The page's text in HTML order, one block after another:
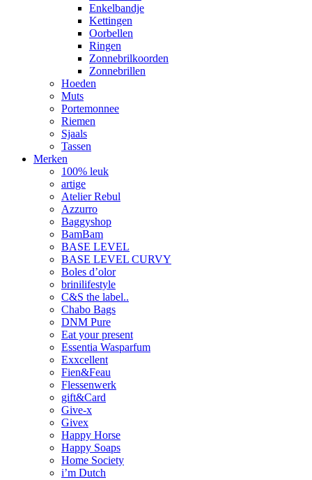
Enkelbandje
Kettingen
Oorbellen
Ringen
Zonnebrilkoorden
Zonnebrillen
Hoeden
Muts
Portemonnee
Riemen
Sjaals
Tassen
Merken
100% leuk
artige
Atelier Rebul
Azzurro
Baggyshop
BamBam
BASE LEVEL
BASE LEVEL CURVY
Boles d’olor
brinilifestyle
C&S the label..
Chabo Bags
DNM Pure
Eat your present
Essentia Wasparfum
Exxcellent
Fien&Feau
Flessenwerk
gift&Card
Give-x
Givex
Happy Horse
Happy Soaps
Home Society
i’m Dutch